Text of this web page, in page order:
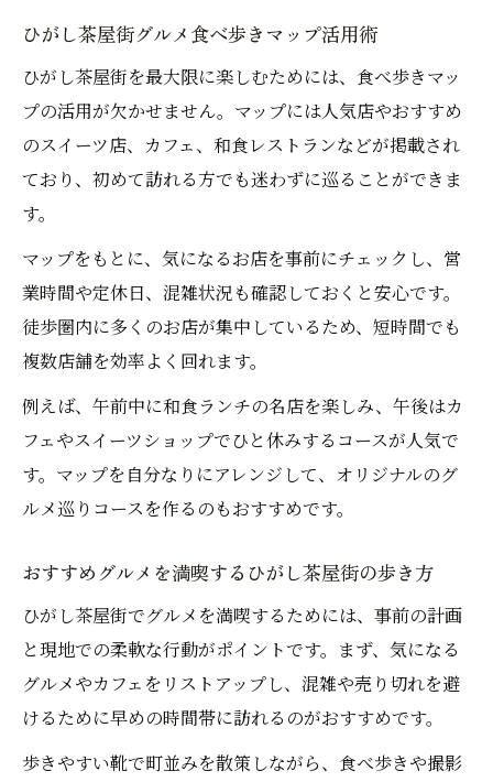
ひがし茶屋街グルメ食べ歩きマップ活用術
ひがし茶屋街を最大限に楽しむためには、食べ歩きマッ
プの活用が欠かせません。マップには人気店やおすすめ
のスイーツ店、カフェ、和食レストランなどが掲載され
ており、初めて訪れる方でも迷わずに巡ることができま
す。
マップをもとに、気になるお店を事前にチェックし、営
業時間や定休日、混雑状況も確認しておくと安心です。
徒歩圏内に多くのお店が集中しているため、短時間でも
複数店舗を効率よく回れます。
例えば、午前中に和食ランチの名店を楽しみ、午後はカ
フェやスイーツショップでひと休みするコースが人気で
す。マップを自分なりにアレンジして、オリジナルのグ
ルメ巡りコースを作るのもおすすめです。
おすすめグルメを満喫するひがし茶屋街の歩き方
ひがし茶屋街でグルメを満喫するためには、事前の計画
と現地での柔軟な行動がポイントです。まず、気になる
グルメやカフェをリストアップし、混雑や売り切れを避
けるために早めの時間帯に訪れるのがおすすめです。
歩きやすい靴で町並みを散策しながら、食べ歩きや撮影